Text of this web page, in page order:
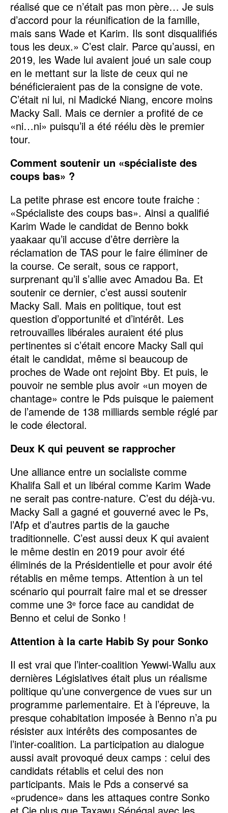
réalisé que ce n’était pas mon père… Je suis
d’accord pour la réunification de la famille,
mais sans Wade et Karim. Ils sont disqualifiés
tous les deux.» C’est clair. Parce qu’aussi, en
2019, les Wade lui avaient joué un sale coup
en le mettant sur la liste de ceux qui ne
bénéficieraient pas de la consigne de vote.
C’était ni lui, ni Madické Niang, encore moins
Macky Sall. Mais ce dernier a profité de ce
«ni…ni» puisqu’il a été réélu dès le premier
tour.
Comment soutenir un «spécialiste des
coups bas» ?
La petite phrase est encore toute fraiche :
«Spécialiste des coups bas». Ainsi a qualifié
Karim Wade le candidat de Benno bokk
yaakaar qu’il accuse d’être derrière la
réclamation de TAS pour le faire éliminer de
la course. Ce serait, sous ce rapport,
surprenant qu’il s’allie avec Amadou Ba. Et
soutenir ce dernier, c’est aussi soutenir
Macky Sall. Mais en politique, tout est
question d’opportunité et d’intérêt. Les
retrouvailles libérales auraient été plus
pertinentes si c’était encore Macky Sall qui
était le candidat, même si beaucoup de
proches de Wade ont rejoint Bby. Et puis, le
pouvoir ne semble plus avoir «un moyen de
chantage» contre le Pds puisque le paiement
de l’amende de 138 milliards semble réglé par
le code électoral.
Deux K qui peuvent se rapprocher
Une alliance entre un socialiste comme
Khalifa Sall et un libéral comme Karim Wade
ne serait pas contre-nature. C’est du déjà-vu.
Macky Sall a gagné et gouverné avec le Ps,
l’Afp et d’autres partis de la gauche
traditionnelle. C’est aussi deux K qui avaient
le même destin en 2019 pour avoir été
éliminés de la Présidentielle et pour avoir été
rétablis en même temps. Attention à un tel
scénario qui pourrait faire mal et se dresser
comme une 3e force face au candidat de
Benno et celui de Sonko !
Attention à la carte Habib Sy pour Sonko
Il est vrai que l’inter-coalition Yewwi-Wallu aux
dernières Législatives était plus un réalisme
politique qu’une convergence de vues sur un
programme parlementaire. Et à l’épreuve, la
presque cohabitation imposée à Benno n’a pu
résister aux intérêts des composantes de
l’inter-coalition. La participation au dialogue
aussi avait provoqué deux camps : celui des
candidats rétablis et celui des non
participants. Mais le Pds a conservé sa
«prudence» dans les attaques contre Sonko